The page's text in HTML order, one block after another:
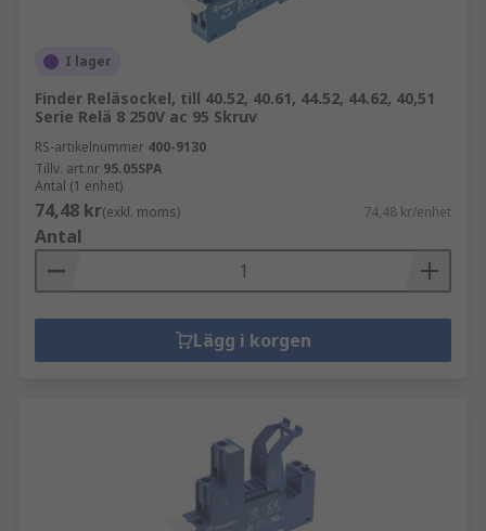
I lager
Finder Reläsockel, till 40.52, 40.61, 44.52, 44.62, 40,51
Serie Relä 8 250V ac 95 Skruv
RS-artikelnummer 400-9130
Tillv. art.nr 95.05SPA
Antal (1 enhet)
74,48 kr(exkl. moms) 74,48 kr/enhet
Antal
Lägg i korgen